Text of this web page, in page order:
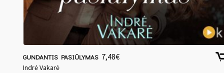
GUNDANTIS PASIŪLYMAS 7,48€
Indrė Vakarė